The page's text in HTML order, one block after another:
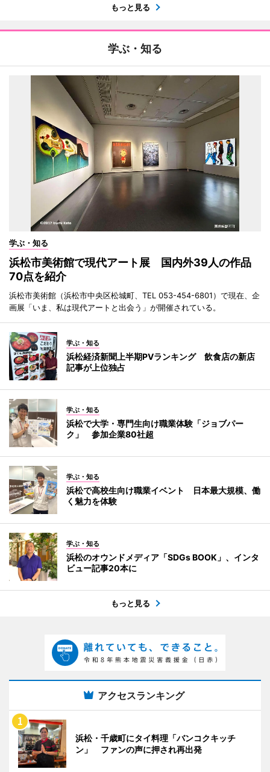
もっと見る
学ぶ・知る
学ぶ・知る
浜松市美術館で現代アート展 国内外39人の作品
70点を紹介
浜松市美術館（浜松市中央区松城町、TEL 053-454-6801）で現在、企
画展「いま、私は現代アートと出会う」が開催されている。
学ぶ・知る
浜松経済新聞上半期PVランキング 飲食店の新店
記事が上位独占
学ぶ・知る
浜松で大学・専門生向け職業体験「ジョブパー
ク」 参加企業80社超
学ぶ・知る
浜松で高校生向け職業イベント 日本最大規模、働
く魅力を体験
学ぶ・知る
浜松のオウンドメディア「SDGs BOOK」、インタ
ビュー記事20本に
もっと見る
アクセスランキング
浜松・千歳町にタイ料理「バンコクキッチ
ン」 ファンの声に押され再出発